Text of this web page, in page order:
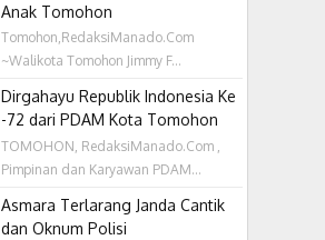
Anak Tomohon
Tomohon,RedaksiManado.Com
~Walikota Tomohon Jimmy F...
Dirgahayu Republik Indonesia Ke
-72 dari PDAM Kota Tomohon
TOMOHON, RedaksiManado.Com ,
Pimpinan dan Karyawan PDAM...
Asmara Terlarang Janda Cantik
dan Oknum Polisi